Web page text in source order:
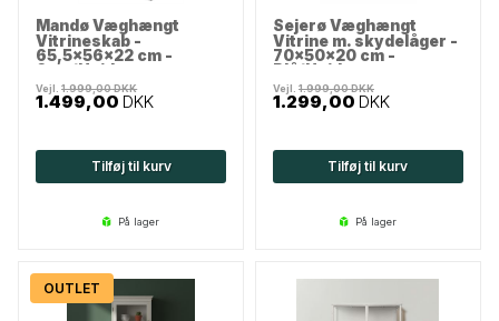
Mandø Væghængt
Vitrineskab -
65,5x56x22 cm -
Sort/Hvid
1.499,00 DKK
Vejl.1.999,00DKK
Tilføj til kurv
på lager
Sejerø Væghængt
Vitrine m. skydelåger -
70x50x20 cm -
Blå/Hvid
1.299,00 DKK
Vejl. 1.999,00DKK
Tilføj til kurv
på lager
OUTLET